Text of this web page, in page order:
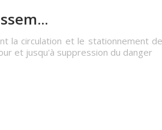
la circulation et le stationnement
et jusqu'à suppression du danger